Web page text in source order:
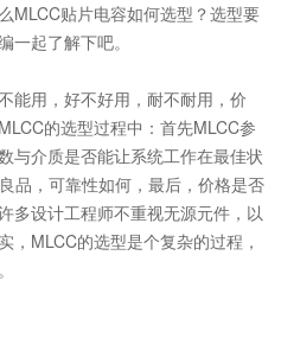
MLCC贴片电容如何选型？选型要
一起了解下吧。
能用，好不好用，耐不耐用，价
的选型过程中：首先MLCC参
与介质是否能让系统工作在最佳状
品，可靠性如何，最后，价格是否
多设计工程师不重视无源元件，以
，MLCC的选型是个复杂的过程，